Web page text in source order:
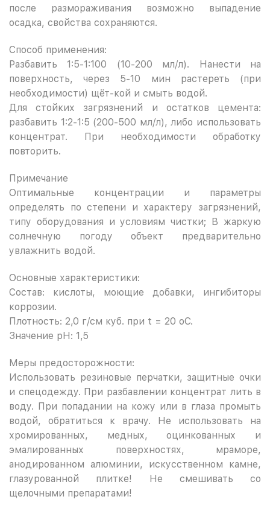
после размораживания возможно выпадение
осадка, свойства сохраняются.
Способ применения:
Разбавить 1:5-1:100 (10-200 мл/л). Нанести на
поверхность, через 5-10 мин растереть (при
необходимости) щёт-кой и смыть водой.
Для стойких загрязнений и остатков цемента:
разбавить 1:2-1:5 (200-500 мл/л), либо использовать
концентрат. При необходимости обработку
повторить.
Примечание
Оптимальные концентрации и параметры
определять по степени и характеру загрязнений,
типу оборудования и условиям чистки; В жаркую
солнечную погоду объект предварительно
увлажнить водой.
Основные характеристики:
Состав: кислоты, моющие добавки, ингибиторы
коррозии.
Плотность: 2,0 г/см куб. при t = 20 оС.
Значение pH: 1,5
Меры предосторожности:
Использовать резиновые перчатки, защитные очки
и спецодежду. При разбавлении концентрат лить в
воду. При попадании на кожу или в глаза промыть
водой, обратиться к врачу. Не использовать на
хромированных, медных, оцинкованных и
эмалированных поверхностях, мраморе,
анодированном алюминии, искусственном камне,
глазурованной плитке! Не смешивать со
щелочными препаратами!